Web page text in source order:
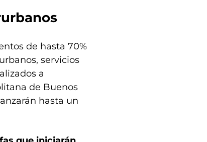
de hasta 70%
servicios
a
de Buenos
hasta un